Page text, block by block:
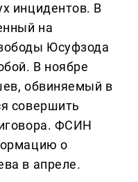
инцидентов. В
на
Юсуфзода
В ноябре
обвиняемый в
совершить
ФСИН
о
в апреле.